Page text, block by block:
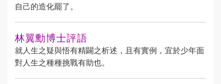
自己的造化罷了。
林翼勳博士評語
就人生之疑與悟有精闢之析述，且有實例，宜於少年面
對人生之種種挑戰有助也。